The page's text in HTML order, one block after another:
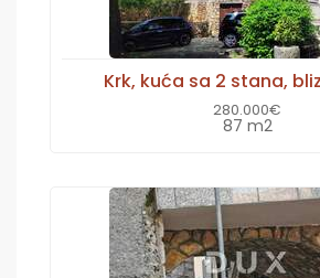
Krk, kuća sa 2 stana,
280.000€
87 m2